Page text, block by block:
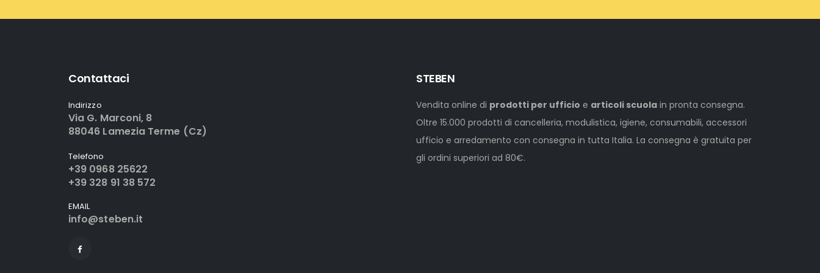
Contattaci
Indirizzo
Via G. Marconi, 8
88046 Lamezia Terme (Cz)
Telefono
+39 0968 25622
+39 328 91 38 572
EMAIL
info@steben.it
STEBEN
Vendita online di prodotti per ufficio e articoli scuola in pronta consegna.
Oltre 15.000 prodotti di cancelleria, modulistica, igiene, consumabili, accessori
ufficio e arredamento con consegna in tutta Italia. La consegna è gratuita per
gli ordini superiori ad 80€.